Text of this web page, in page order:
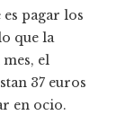
pagar los
que la
mes, el
37 euros
en ocio.